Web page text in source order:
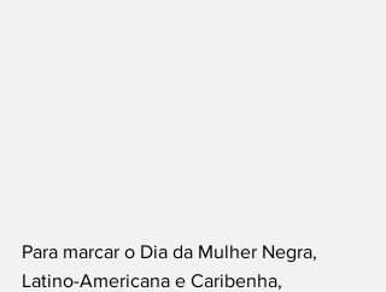
Para marcar o Dia da Mulher Negra,
Latino-Americana e Caribenha,